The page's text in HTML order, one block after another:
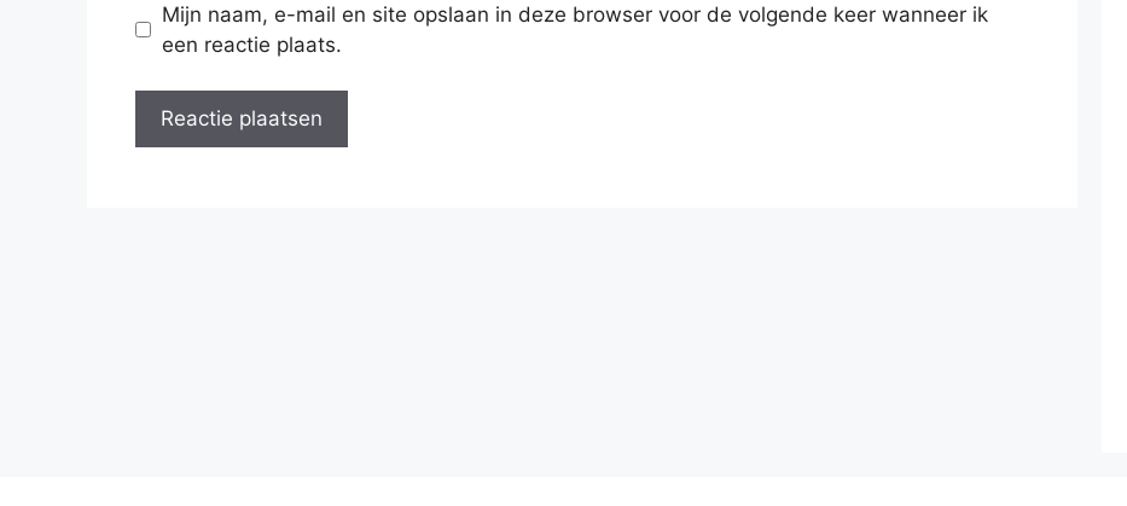
Mijn naam, e-mail en site opslaan in deze browser voor de volgende keer wanneer ik
een reactie plaats.